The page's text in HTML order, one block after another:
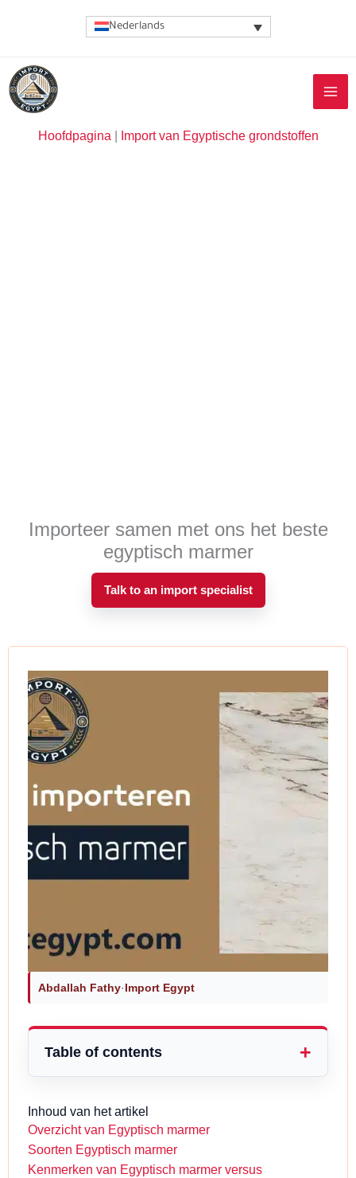
inhoud
Nederlands
Hoofdpagina| Import van Egyptische grondstoffen
Importeer samen met ons het beste
egyptisch marmer
Talk to an import specialist
Abdallah Fathy·Import Egypt
Table of contents
Inhoud van het artikel
Overzicht van Egyptisch marmer
Soorten Egyptisch marmer
Kenmerken van Egyptisch marmer versus